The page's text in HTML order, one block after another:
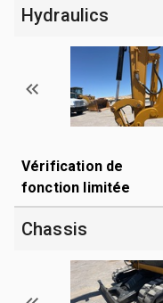
Hydraulics
Vérification de
fonction limitée
Chassis